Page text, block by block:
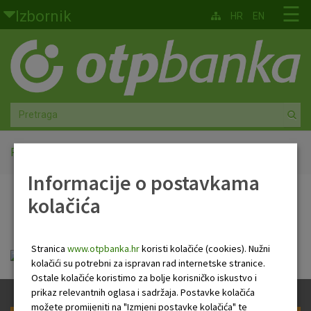
Skoči na glavni sadržaj
Izbornik
Građani
Privatno bankarstvo
Agro
Mala poduzeća i obrtnici
Srednja i velika poduzeća
Faktoring
O nama
☰
HR EN
Početna
Javna objava
Javna objava_OTP banka_30 9 2023.pdf
Informacije o postavkama
kolačića
Stranica www.otpbanka.hrkoristi kolačiće (cookies). Nužni
kolačići su potrebni za ispravan rad internetske stranice.
Ostale kolačiće koristimo za bolje korisničko iskustvo i
prikaz relevantnih oglasa i sadržaja. Postavke kolačića
možete promijeniti na "Izmjeni postavke kolačića" te